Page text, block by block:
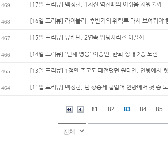
469 [17일 프리뷰] 백정현, 1차전 역전패의 아쉬움 지워줄까
468 [16일 프리뷰] 라이블리, 후반기의 위력투 다시 보여줘야
467 [15일 프리뷰] 뷰캐넌, 2연속 위닝시리즈 이끌까
466 [14일 프리뷰] '난세 영웅' 이승민, 한화 상대 2승 도전
465 [13일 프리뷰] 1점만 주고도 패전됐던 원태인, 안방에서
464 [11일 프리뷰] 백정현, 팀 상승세 힘입어 안방에서 첫 승
81 82 83 84 85